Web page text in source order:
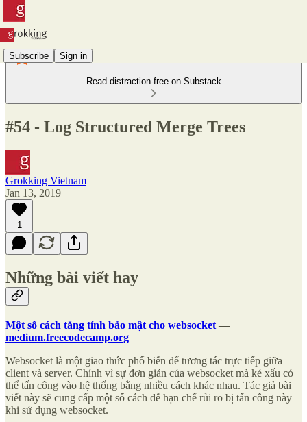
Subscribe Sign in
Read distraction-free on Substack
#54 - Log Structured Merge Trees
Grokking Vietnam
Jan 13, 2019
1
Những bài viết hay
Một số cách tăng tính bảo mật cho websocket —
medium.freecodecamp.org
Websocket là một giao thức phổ biến để tương tác trực tiếp giữa
client và server. Chính vì sự đơn giản của websocket mà kẻ xấu có
thể tấn công vào hệ thống bằng nhiều cách khác nhau. Tác giả bài
viết này sẽ cung cấp một số cách để hạn chế rủi ro bị tấn công này
khi sử dụng websocket.